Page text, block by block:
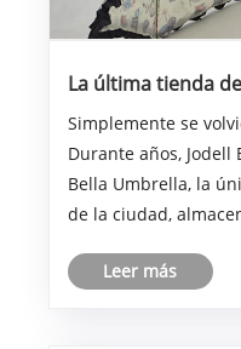
La última tienda
Simplemente se
Durante años,
Bella Umbrella, la
de la ciudad,
un servicio de
Leer más